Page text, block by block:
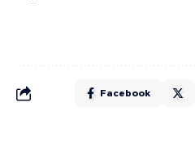
Facebook